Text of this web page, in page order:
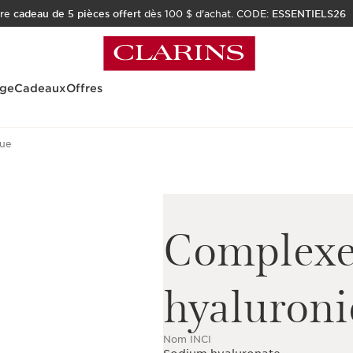
cadeau de 5 pièces offert dès 100 $ d'achat. CODE: ESSENTIELS26
CadeauxOffres
Nom INCI